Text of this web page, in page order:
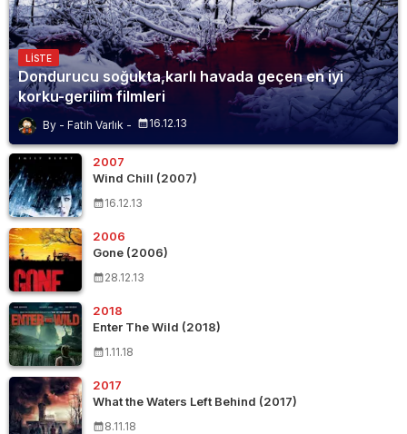
LISTE
Dondurucu soğukta,karlı havada geçen en iyi
korku-gerilim filmleri
Fatih Varlık 16.12.13
2007
Wind Chill (2007)
16.12.13
2006
Gone (2006)
28.12.13
2018
Enter The Wild (2018)
1.11.18
2017
What the Waters Left Behind (2017)
8.11.18